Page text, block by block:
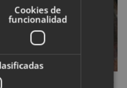
uniforme en todas
Cookies de
funcionalidad